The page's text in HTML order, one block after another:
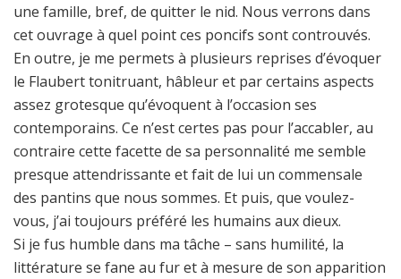
une famille, bref, de quitter le nid. Nous verrons dans
cet ouvrage à quel point ces poncifs sont controuvés.
En outre, je me permets à plusieurs reprises d’évoquer
le Flaubert tonitruant, hâbleur et par certains aspects
assez grotesque qu’évoquent à l’occasion ses
contemporains. Ce n’est certes pas pour l’accabler, au
contraire cette facette de sa personnalité me semble
presque attendrissante et fait de lui un commensale
des pantins que nous sommes. Et puis, que voulez-
vous, j’ai toujours préféré les humains aux dieux.
Si je fus humble dans ma tâche – sans humilité, la
littérature se fane au fur et à mesure de son apparition